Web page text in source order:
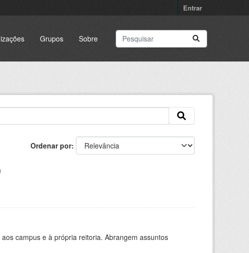
Entrar
Grupos Sobre
Ordenar por
campus e à própria reitoria. Abrangem assuntos